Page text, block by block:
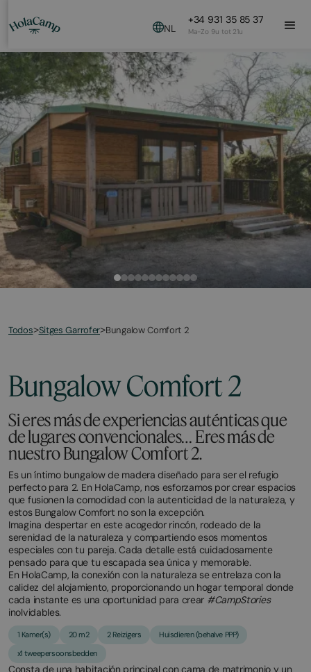
NL
+34 931 35 85 37
Ma-Zo 9u tot 21u
Todos>Sitges Garrofer>Bungalow Comfort 2
Bungalow Comfort 2
Si eres más de experiencias auténticas que
de lugares convencionales… Eres más de
nuestro Bungalow Comfort 2.
Es un íntimo bungalow de madera diseñado para ser el refugio
perfecto para 2. En HolaCamp, nos esforzamos por crear espacios
que fusionen la comodidad con la autenticidad de la naturaleza, y
estos Bungalow Comfort no son la excepción.
Imagina despertar en este acogedor rincón, rodeado de la
serenidad de la naturaleza y compartiendo esos momentos
especiales con tu pareja. Cada detalle está cuidadosamente
pensado para que tu escapada sea única y memorable.
En HolaCamp, la conexión con la naturaleza se entrelaza con la
calidez del alojamiento, proporcionando un hogar temporal donde
cada instante es una oportunidad para crear #CampStories
inolvidables.
1 Kamer(s) 20 m2 2 Reizigers
Huisdieren (behalve PPP)
x1 tweepersoonsbedden
Consta de una habitación principal con cama de matrimonio y un